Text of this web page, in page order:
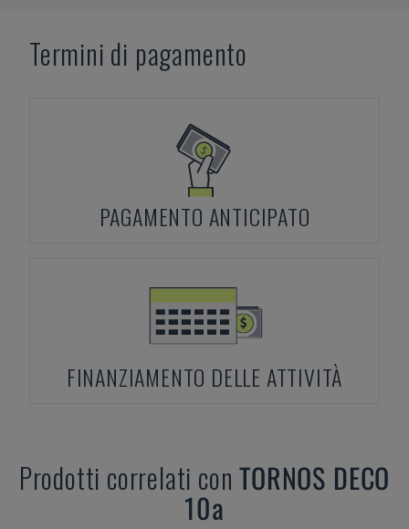
Termini di pagamento
PAGAMENTO ANTICIPATO
FINANZIAMENTO DELLE ATTIVITÀ
Prodotti correlati conTORNOS DECO
10a